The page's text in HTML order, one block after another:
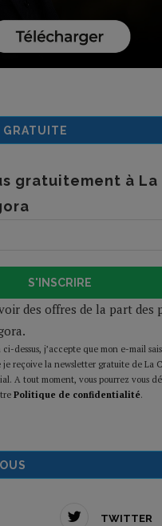
gratuitement à La
S'INSCRIRE
des offres de la part des
dessus, j’accepte que mon e-mail
reçoive la newsletter gratuite de La
A tout moment, vous pourrez vous
Politique de confidentialité.
TWITTER